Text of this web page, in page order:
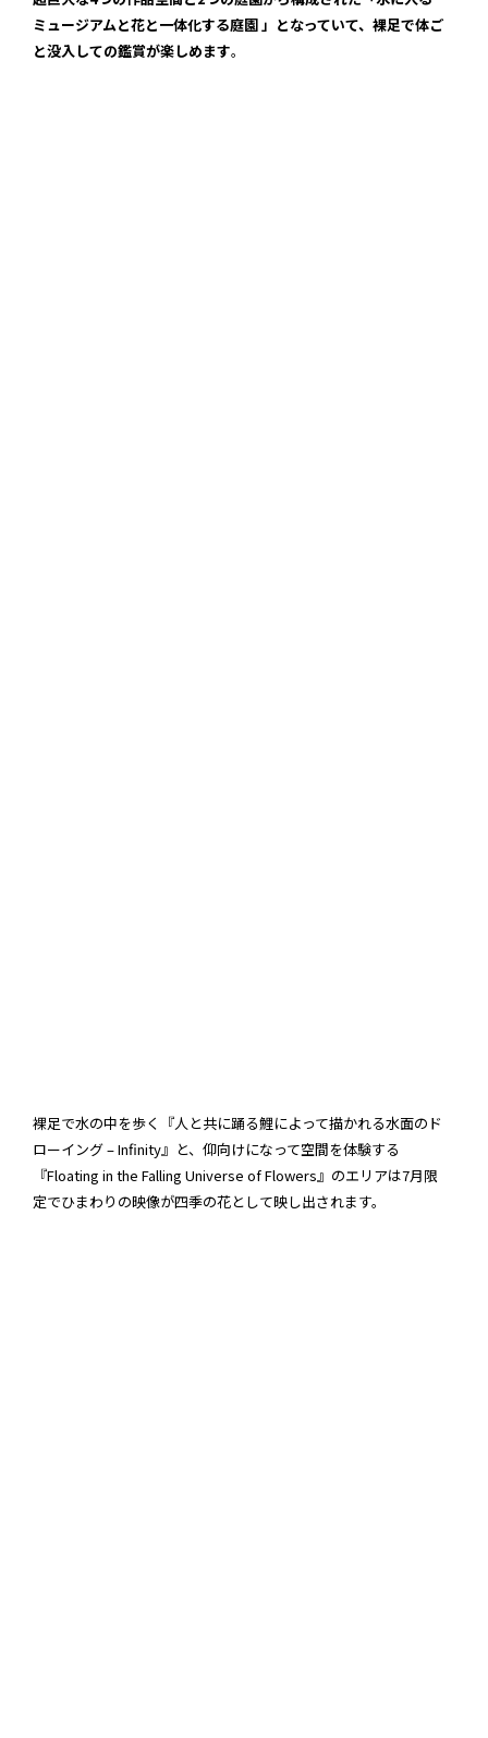
ミュージアムと花と一体化する庭園 」となっていて、裸足で体ご
と没入しての鑑賞が楽しめます。
裸足で水の中を歩く『人と共に踊る鯉によって描かれる水面のド
ローイング – Infinity』と、仰向けになって空間を体験する
『Floating in the Falling Universe of Flowers』のエリアは7月限
定でひまわりの映像が四季の花として映し出されます。